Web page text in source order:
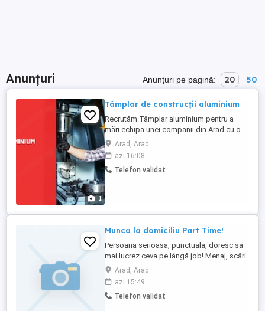
Anunțuri Anunțuri pe pagină: 20 50
1
Tâmplar de construcții aluminium
Recrutăm Tâmplar aluminium pentru a
mări echipa unei companii din Arad cu o
vastă experiență în domeniul construcțiilor
civile, industriale si agricole.
Responsabilități: Gestionarea ateleriului
de tâmplărie Montajul tâmplăriei
Arad, Arad
azi 16:08
Telefon validat
Munca la domiciliu Part Time!
Persoana serioasa, punctuala, doresc sa
mai lucrez ceva pe lângă job! Menaj, scări
de bloc!
Arad, Arad
azi 15:49
Telefon validat